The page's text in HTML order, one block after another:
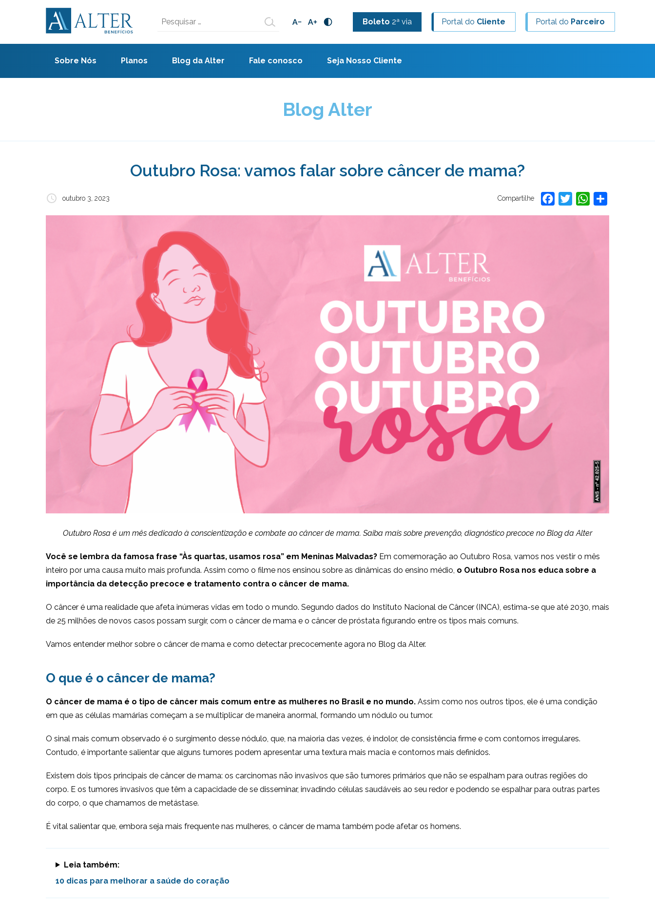
Pesquisar
Boleto 2ª via Portal do Cliente Portal do Parceiro
Sobre Nós Planos Blog da Alter Fale conosco Seja Nosso Cliente
Blog Alter
Outubro Rosa: vamos falar sobre câncer de mama?
outubro 3, 2023 Compartilhe Facebook
Twitter WhatsApp
Outubro Rosa é um mês dedicado à conscientização e combate ao câncer de mama. Saiba mais sobre prevenção, diagnóstico precoce no Blog da Alter
Você se lembra da famosa frase “Às quartas, usamos rosa” em Meninas Malvadas? Em comemoração ao Outubro Rosa, vamos nos vestir o mês
inteiro por uma causa muito mais profunda. Assim como o filme nos ensinou sobre as dinâmicas do ensino médio, o Outubro Rosa nos educa sobre a
importância da detecção precoce e tratamento contra o câncer de mama.
O câncer é uma realidade que afeta inúmeras vidas em todo o mundo. Segundo dados do Instituto Nacional de Câncer (INCA), estima-se que até 2030, mais
de 25 milhões de novos casos possam surgir, com o câncer de mama e o câncer de próstata figurando entre os tipos mais comuns.
Vamos entender melhor sobre o câncer de mama e como detectar precocemente agora no Blog da Alter.
O que é o câncer de mama?
O câncer de mama é o tipo de câncer mais comum entre as mulheres no Brasil e no mundo. Assim como nos outros tipos, ele é uma condição
em que as células mamárias começam a se multiplicar de maneira anormal, formando um nódulo ou tumor.
O sinal mais comum observado é o surgimento desse nódulo, que, na maioria das vezes, é indolor, de consistência firme e com contornos irregulares.
Contudo, é importante salientar que alguns tumores podem apresentar uma textura mais macia e contornos mais definidos.
Existem dois tipos principais de câncer de mama: os carcinomas não invasivos que são tumores primários que não se espalham para outras regiões do
corpo. E os tumores invasivos que têm a capacidade de se disseminar, invadindo células saudáveis ao seu redor e podendo se espalhar para outras partes
do corpo, o que chamamos de metástase.
É vital salientar que, embora seja mais frequente nas mulheres, o câncer de mama também pode afetar os homens.
Leia também:
10 dicas para melhorar a saúde do coração